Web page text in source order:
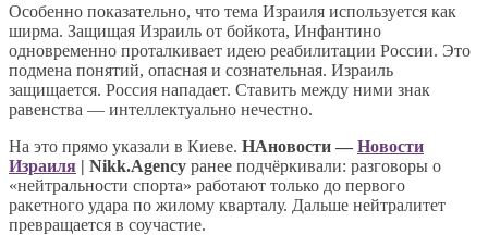
Особенно показательно, что тема Израиля используется как
ширма. Защищая Израиль от бойкота, Инфантино
одновременно проталкивает идею реабилитации России. Это
подмена понятий, опасная и сознательная. Израиль
защищается. Россия нападает. Ставить между ними знак
равенства — интеллектуально нечестно.
На это прямо указали в Киеве. НАновости — Новости
Израиля | Nikk.Agency ранее подчёркивали: разговоры о
«нейтральности спорта» работают только до первого
ракетного удара по жилому кварталу. Дальше нейтралитет
превращается в соучастие.